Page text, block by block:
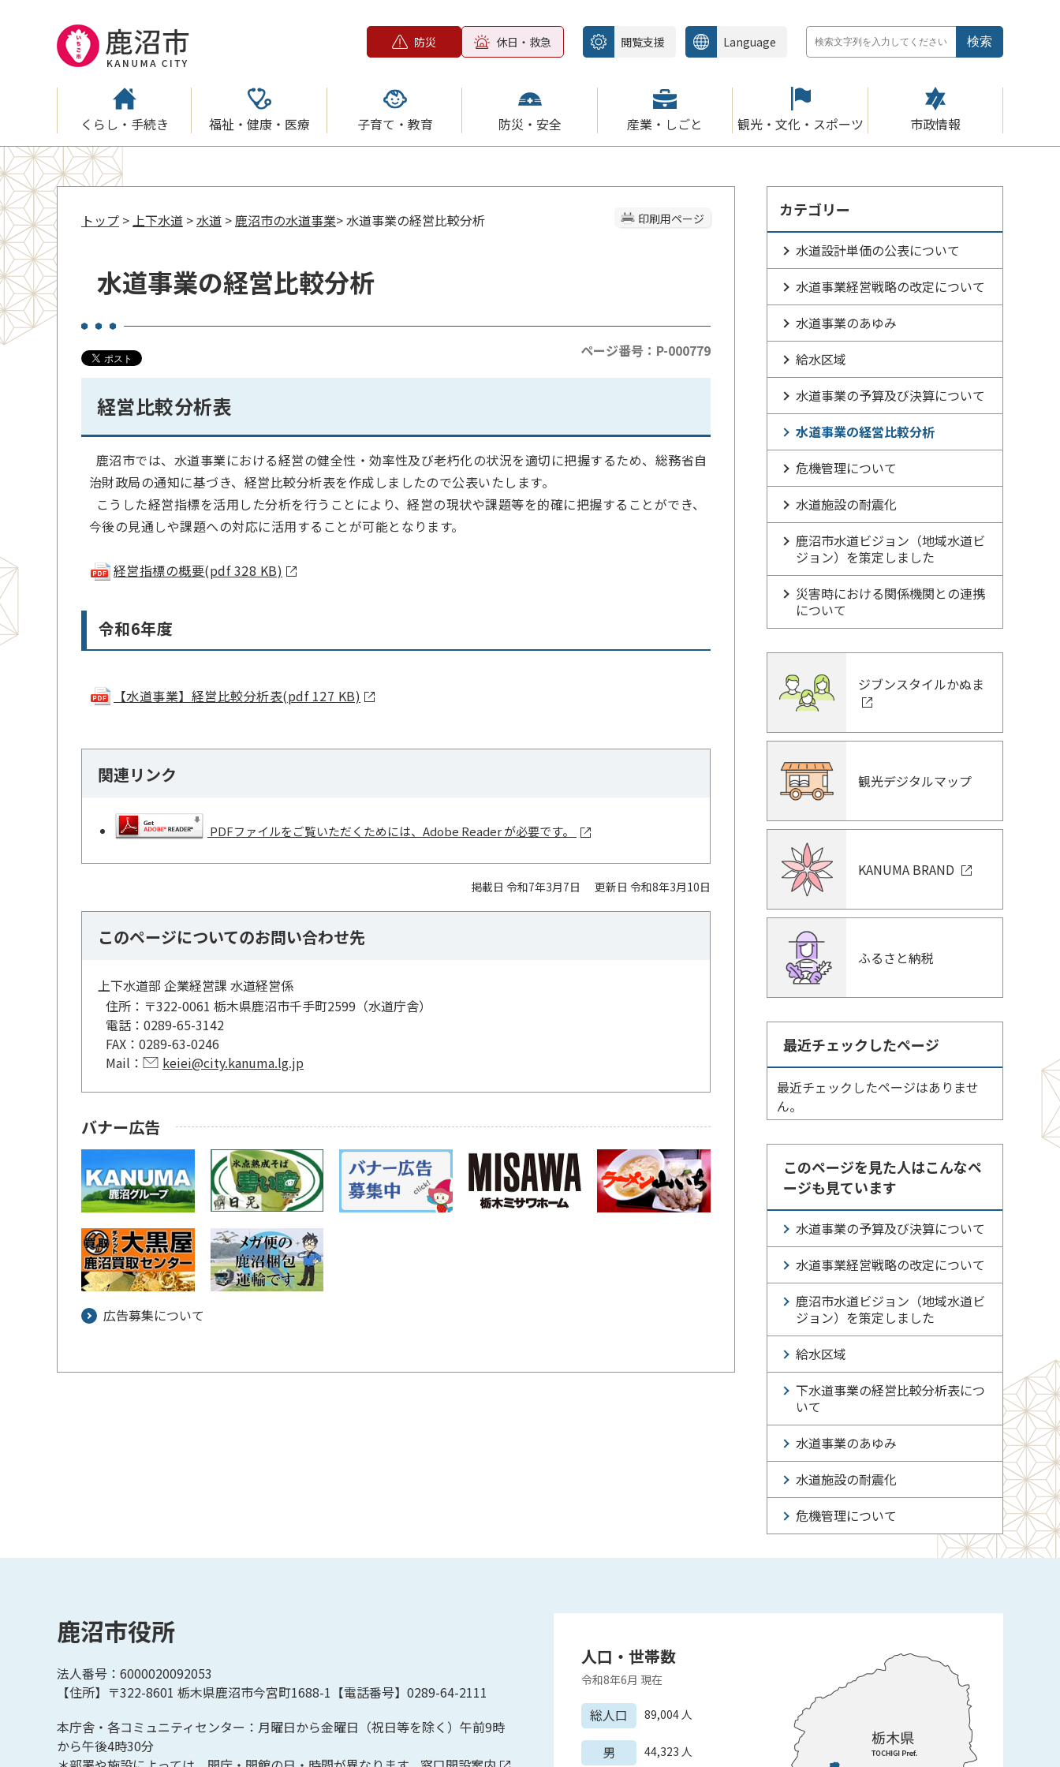
防災 休日・救急 閲覧支援 Language
くらし・手続き 福祉・健康・医療 子育て・教育 防災・安全 産業・しごと 観光・文化・スポーツ 市政情報
印刷用ページ
トップ >上下水道 >水道 >鹿沼市の水道事業> 水道事業の経営比較分析
水道事業の経営比較分析
ページ番号：P-000779
経営比較分析表
鹿沼市では、水道事業における経営の健全性・効率性及び老朽化の状況を適切に把握するため、総務省自
治財政局の通知に基づき、経営比較分析表を作成しましたので公表いたします。
こうした経営指標を活用した分析を行うことにより、経営の現状や課題等を的確に把握することができ、
今後の見通しや課題への対応に活用することが可能となります。
経営指標の概要(pdf 328 KB)
令和6年度
【水道事業】経営比較分析表(pdf 127 KB)
関連リンク
PDFファイルをご覧いただくためには、Adobe Reader が必要です。
掲載日 令和7年3月7日 更新日 令和8年3月10日
このページについてのお問い合わせ先
上下水道部 企業経営課 水道経営係
住所： 〒322-0061 栃木県鹿沼市千手町2599（水道庁舎）
電話： 0289-65-3142
FAX： 0289-63-0246
Mail：
keiei@city.kanuma.lg.jp
バナー広告
広告募集について
カテゴリー
水道設計単価の公表について
水道事業経営戦略の改定について
水道事業のあゆみ
給水区域
水道事業の予算及び決算について
水道事業の経営比較分析
危機管理について
水道施設の耐震化
鹿沼市水道ビジョン（地域水道ビ
ジョン）を策定しました
災害時における関係機関との連携
について
ジブンスタイルかぬま
観光デジタルマップ
KANUMA BRAND
ふるさと納税
最近チェックしたページ
最近チェックしたページはありませ
ん。
このページを見た人はこんなペ
ージも見ています
水道事業の予算及び決算について
水道事業経営戦略の改定について
鹿沼市水道ビジョン（地域水道ビ
ジョン）を策定しました
給水区域
下水道事業の経営比較分析表につ
いて
水道事業のあゆみ
水道施設の耐震化
危機管理について
鹿沼市役所
法人番号：6000020092053
【住所】〒322-8601 栃木県鹿沼市今宮町1688-1【電話番号】0289-64-2111
本庁舎・各コミュニティセンター：月曜日から金曜日（祝日等を除く）午前9時
から午後4時30分
人口・世帯数
令和8年6月 現在
総人口 89,004人
男 44,323 人